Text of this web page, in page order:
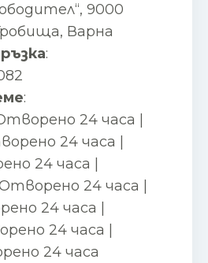
9000
Варна
:
:
24 часа |
24 часа |
24 часа |
24 часа |
24 часа |
24 часа |
24 часа